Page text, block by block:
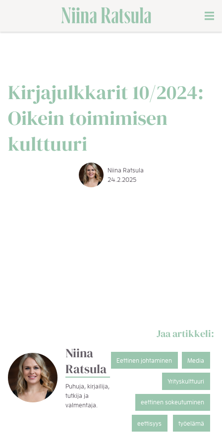
Kirjajulkkarit 10/2024:
Oikein toimimisen
kulttuuri
Niina Ratsula
24.2.2025
webinaari-vastuullisuuslupaustensa-mittainen-
Niina
Ratsula
Puhuja, kirjailija,
tutkija ja
valmentaja.
Jaa artikkeli:
TwitterLinkedIn
Sähköposti
Eettinen johtaminen Media
Yrityskulttuuri
eettinen sokeutuminen
eettisyys työelämä